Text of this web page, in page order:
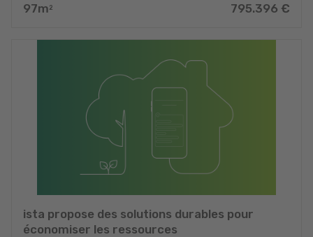
97m 2 795.396 €
ista propose des solutions durables pour
économiser les ressources